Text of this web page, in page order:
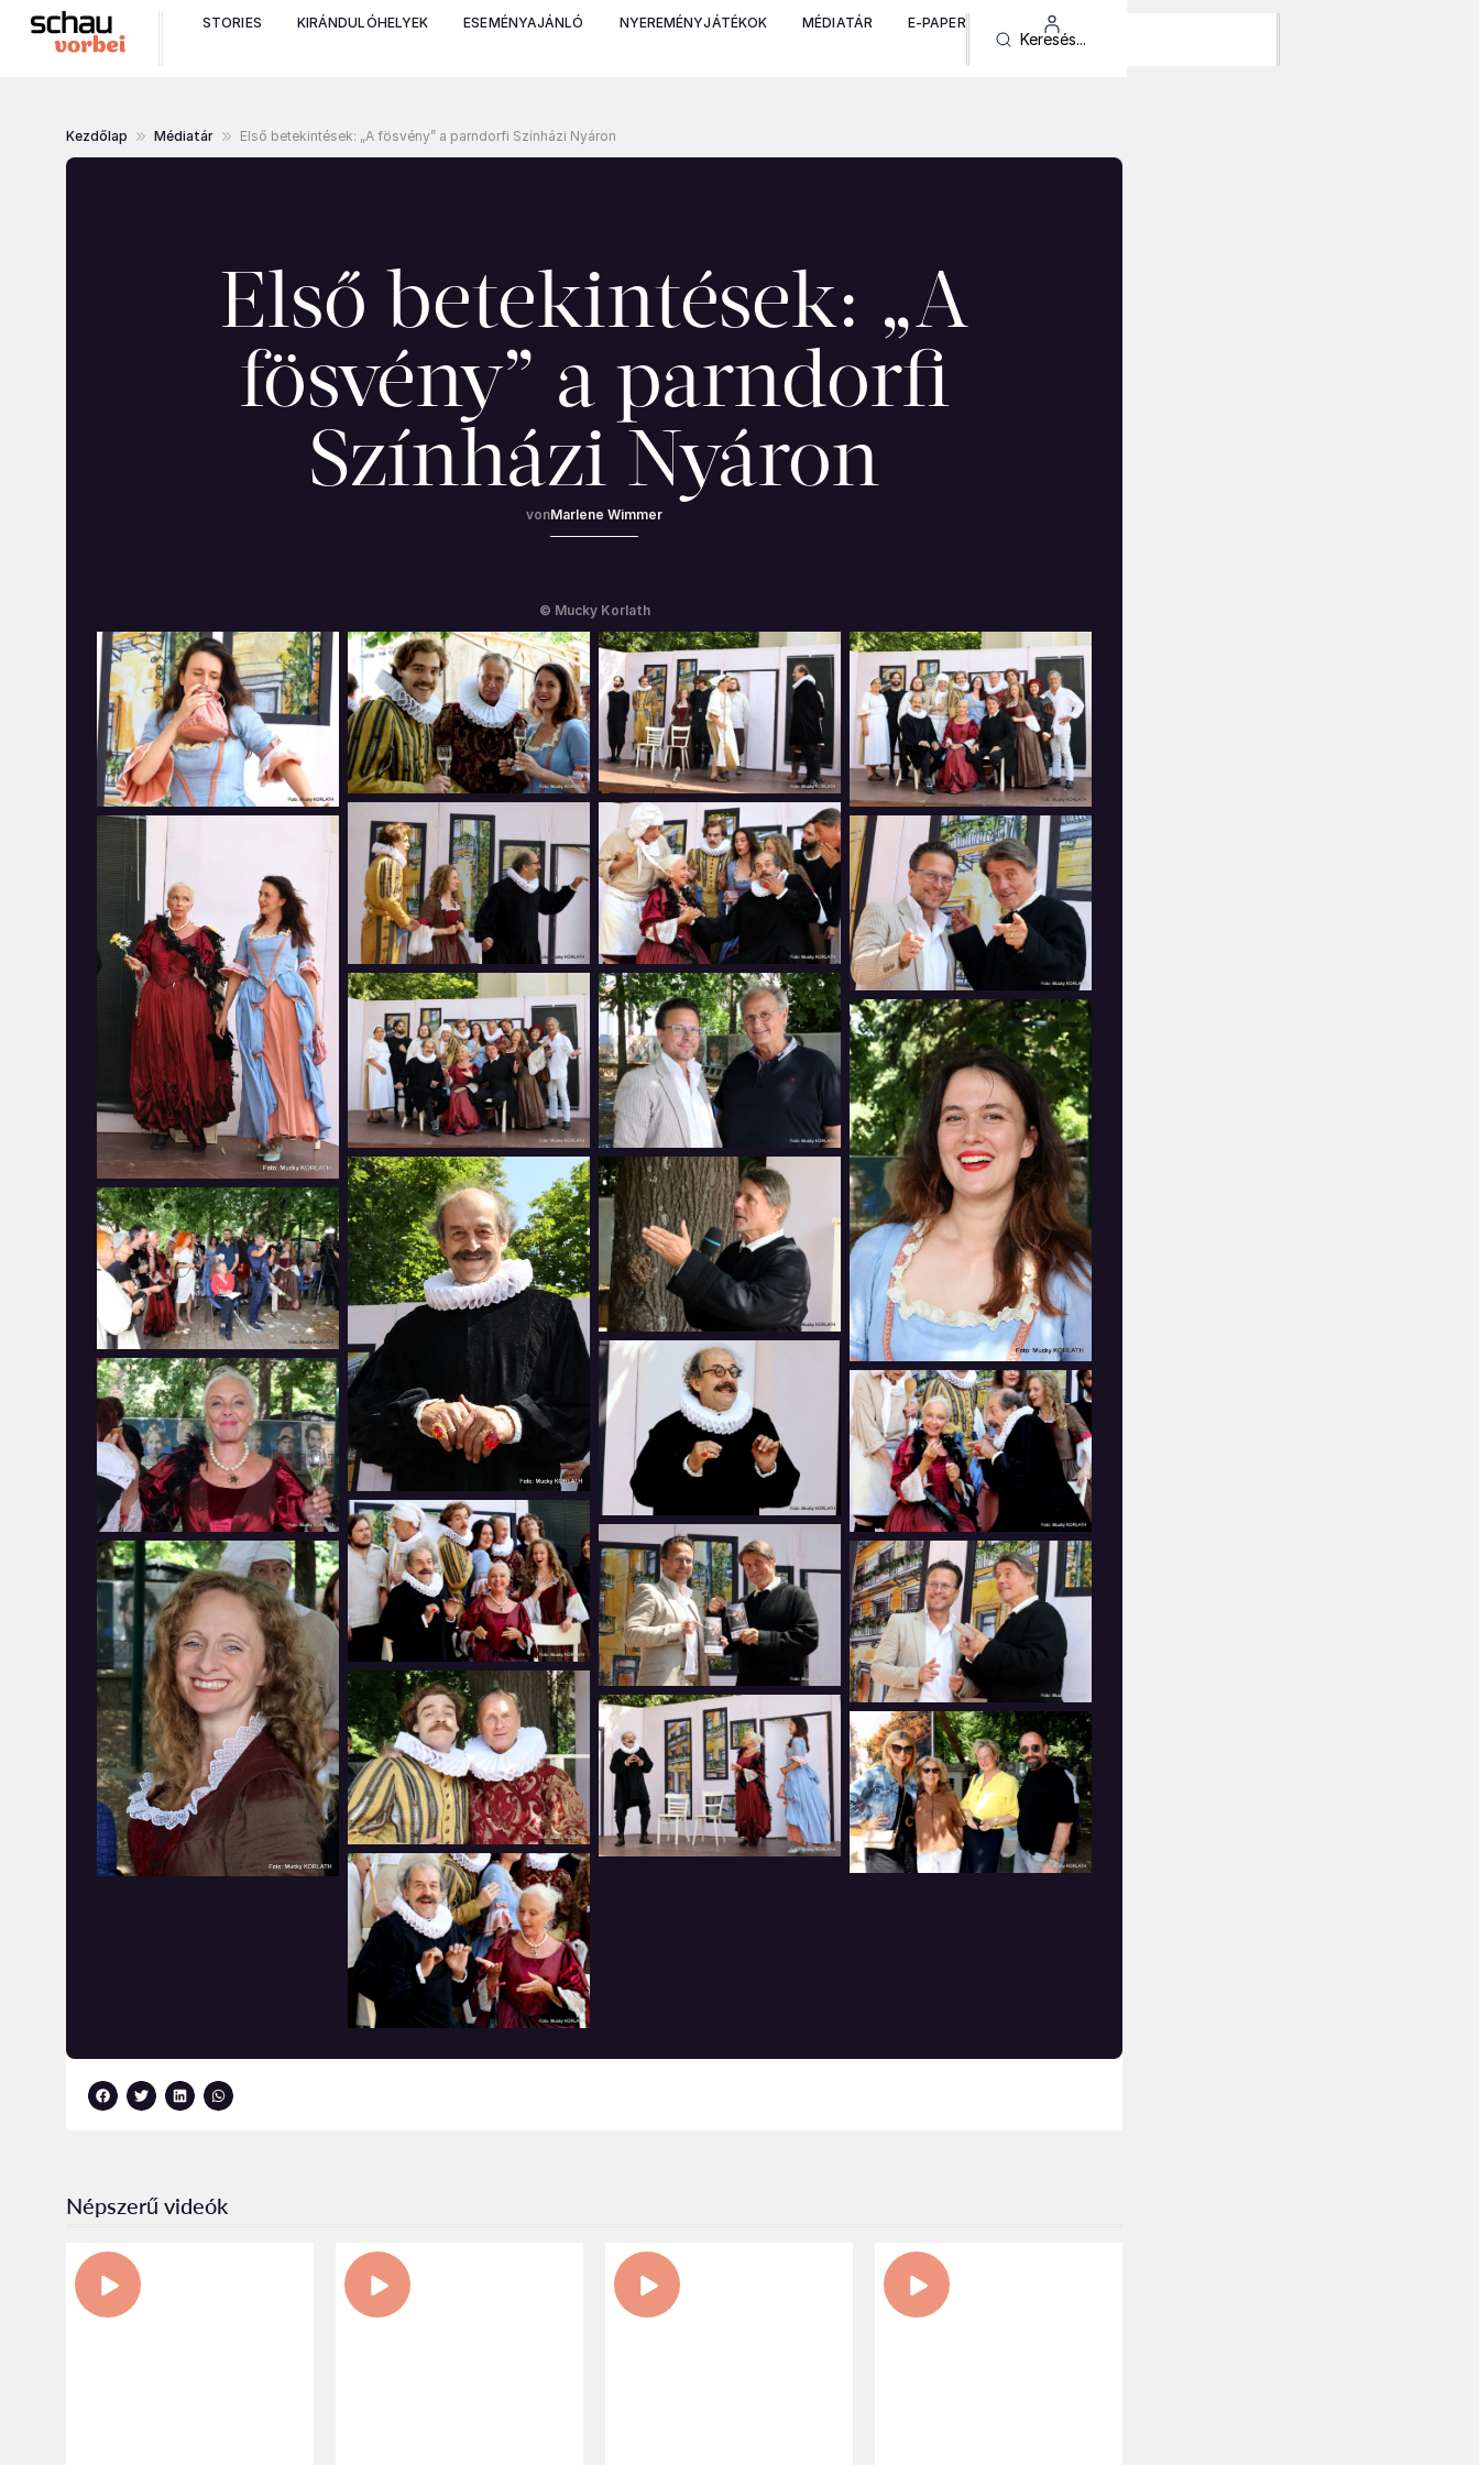
STORIES KIRÁNDULÓHELYEK ESEMÉNYAJÁNLÓ NYEREMÉNYJÁTÉKOK MÉDIATÁR E-PAPER
Kezdőlap Médiatár Első betekintések: „A fösvény” a parndorfi Színházi Nyáron
Első betekintések: „A
fösvény” a parndorfi
Színházi Nyáron
Marlene Wimmer
© Mucky Korlath
Népszerű videók